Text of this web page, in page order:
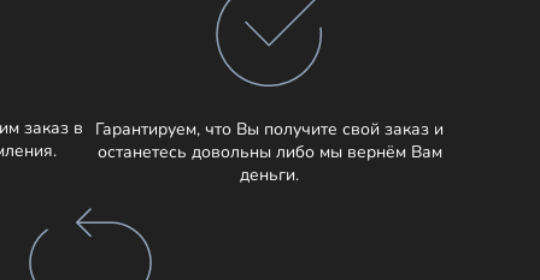
заказ в
Гарантируем, что Вы получите свой заказ и
останетесь довольны либо мы вернём Вам
деньги.